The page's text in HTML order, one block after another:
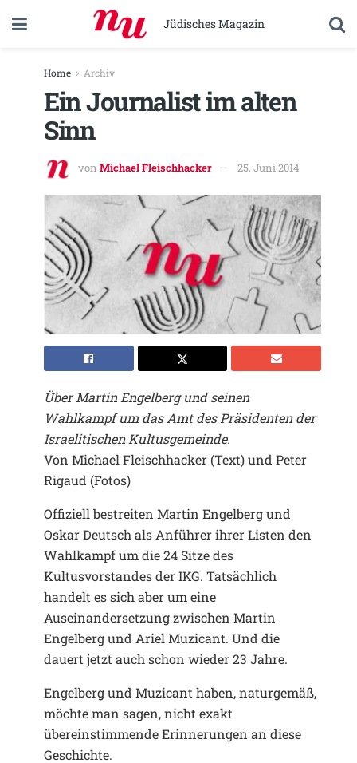
Jüdisches Magazin
Home Archiv
Ein Journalist im alten
Sinn
von Michael Fleischhacker 25. Juni 2014
Über Martin Engelberg und seinen
Wahlkampf um das Amt des Präsidenten der
Israelitischen Kultusgemeinde.
Von Michael Fleischhacker (Text) und Peter
Rigaud (Fotos)
Offiziell bestreiten Martin Engelberg und
Oskar Deutsch als Anführer ihrer Listen den
Wahlkampf um die 24 Sitze des
Kultusvorstandes der IKG. Tatsächlich
handelt es sich aber um eine
Auseinandersetzung zwischen Martin
Engelberg und Ariel Muzicant. Und die
dauert jetzt auch schon wieder 23 Jahre.
Engelberg und Muzicant haben, naturgemäß,
möchte man sagen, nicht exakt
übereinstimmende Erinnerungen an diese
Geschichte.